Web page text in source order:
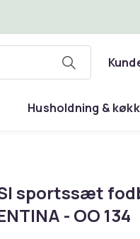
Husholdning &
sportssæt
- OO 134